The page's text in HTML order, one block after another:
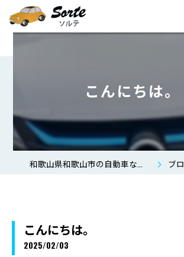
こんにちは。
和歌山県和歌山市の自動車ならSorte ブログ
こんにちは。
2025/02/03